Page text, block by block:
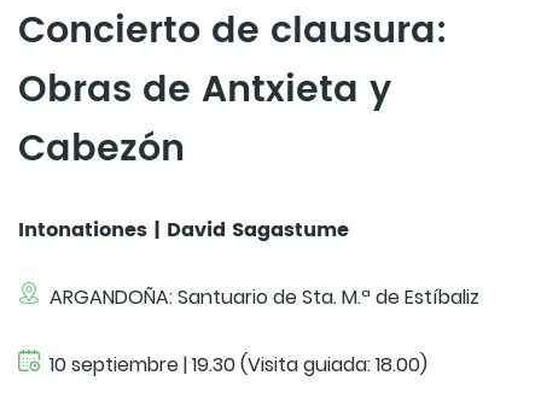
Concierto de clausura:
Obras de Antxieta y
Cabezón
Intonationes | David Sagastume
ARGANDOÑA: Santuario de Sta. M.ª de Estíbaliz
10 septiembre | 19.30 (Visita guiada: 18.00)